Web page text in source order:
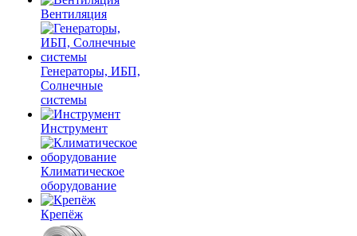
Вентиляция
Генераторы, ИБП,
Солнечные
системы
Инструмент
Климатическое
оборудование
Крепёж